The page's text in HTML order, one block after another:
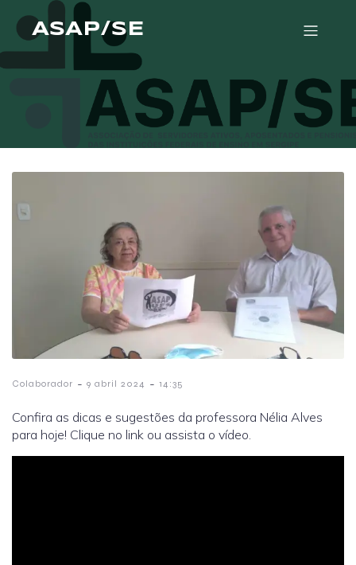
ASAP/SE
Colaborador - 9 abril 2024 - 14:35
Confira as dicas e sugestões da professora Nélia Alves
para hoje! Clique no link ou assista o vídeo.